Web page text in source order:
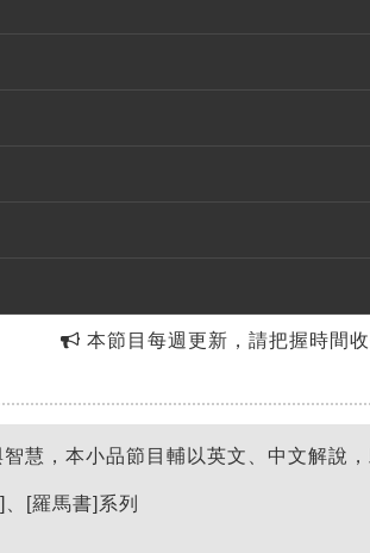
本節目每週更新，請把握時間收
慧，本小品節目輔以英文、中文解說
[羅馬書]系列